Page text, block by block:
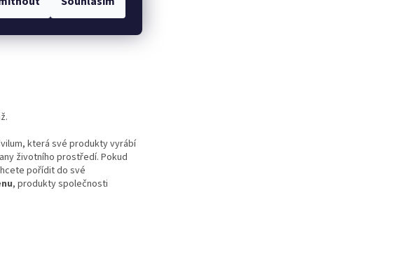
která své produkty vyrábí
životního prostředí. Pokud
pořídit do své
, produkty společnosti